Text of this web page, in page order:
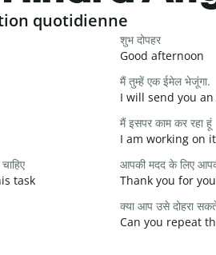
quotidienne
शुभ दोपहर
Good afternoon
मैं तुम्हें एक ईमेल भेजूंगा.
I will send you
मैं इसपर काम कर रहा हूं
I am working on it
task
आपकी मदद के लिए
Thank you for
क्या आप उसे दोहरा
Can you repeat